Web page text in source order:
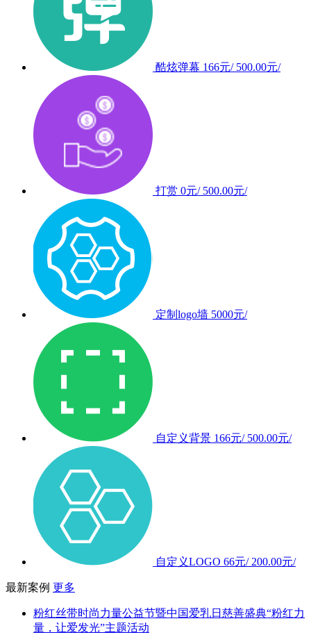
酷炫弹幕 166元/ 500.00元/
打赏 0元/ 500.00元/
定制logo墙 5000元/
自定义背景 166元/ 500.00元/
自定义LOGO 66元/ 200.00元/
最新案例 更多
粉红丝带时尚力量公益节暨中国爱乳日慈善盛典“粉红力
量，让爱发光”主题活动